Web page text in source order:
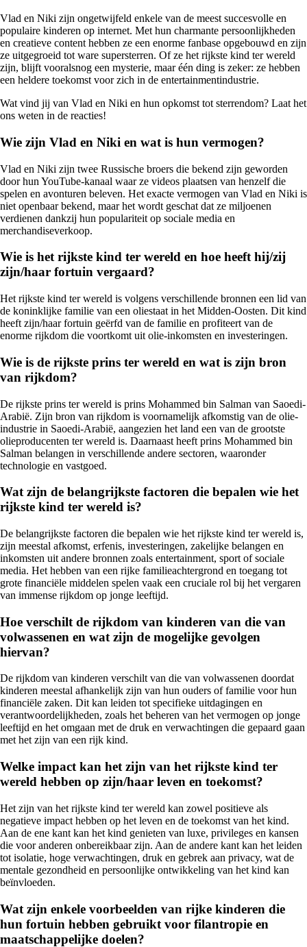
Vlad en Niki zijn ongetwijfeld enkele van de meest succesvolle en
populaire kinderen op internet. Met hun charmante persoonlijkheden
en creatieve content hebben ze een enorme fanbase opgebouwd en zijn
ze uitgegroeid tot ware supersterren. Of ze het rijkste kind ter wereld
zijn, blijft vooralsnog een mysterie, maar één ding is zeker: ze hebben
een heldere toekomst voor zich in de entertainmentindustrie.
Wat vind jij van Vlad en Niki en hun opkomst tot sterrendom? Laat het
ons weten in de reacties!
Wie zijn Vlad en Niki en wat is hun vermogen?
Vlad en Niki zijn twee Russische broers die bekend zijn geworden
door hun YouTube-kanaal waar ze videos plaatsen van henzelf die
spelen en avonturen beleven. Het exacte vermogen van Vlad en Niki is
niet openbaar bekend, maar het wordt geschat dat ze miljoenen
verdienen dankzij hun populariteit op sociale media en
merchandiseverkoop.
Wie is het rijkste kind ter wereld en hoe heeft hij/zij
zijn/haar fortuin vergaard?
Het rijkste kind ter wereld is volgens verschillende bronnen een lid van
de koninklijke familie van een oliestaat in het Midden-Oosten. Dit kind
heeft zijn/haar fortuin geërfd van de familie en profiteert van de
enorme rijkdom die voortkomt uit olie-inkomsten en investeringen.
Wie is de rijkste prins ter wereld en wat is zijn bron
van rijkdom?
De rijkste prins ter wereld is prins Mohammed bin Salman van Saoedi-
Arabië. Zijn bron van rijkdom is voornamelijk afkomstig van de olie-
industrie in Saoedi-Arabië, aangezien het land een van de grootste
olieproducenten ter wereld is. Daarnaast heeft prins Mohammed bin
Salman belangen in verschillende andere sectoren, waaronder
technologie en vastgoed.
Wat zijn de belangrijkste factoren die bepalen wie het
rijkste kind ter wereld is?
De belangrijkste factoren die bepalen wie het rijkste kind ter wereld is,
zijn meestal afkomst, erfenis, investeringen, zakelijke belangen en
inkomsten uit andere bronnen zoals entertainment, sport of sociale
media. Het hebben van een rijke familieachtergrond en toegang tot
grote financiële middelen spelen vaak een cruciale rol bij het vergaren
van immense rijkdom op jonge leeftijd.
Hoe verschilt de rijkdom van kinderen van die van
volwassenen en wat zijn de mogelijke gevolgen
hiervan?
De rijkdom van kinderen verschilt van die van volwassenen doordat
kinderen meestal afhankelijk zijn van hun ouders of familie voor hun
financiële zaken. Dit kan leiden tot specifieke uitdagingen en
verantwoordelijkheden, zoals het beheren van het vermogen op jonge
leeftijd en het omgaan met de druk en verwachtingen die gepaard gaan
met het zijn van een rijk kind.
Welke impact kan het zijn van het rijkste kind ter
wereld hebben op zijn/haar leven en toekomst?
Het zijn van het rijkste kind ter wereld kan zowel positieve als
negatieve impact hebben op het leven en de toekomst van het kind.
Aan de ene kant kan het kind genieten van luxe, privileges en kansen
die voor anderen onbereikbaar zijn. Aan de andere kant kan het leiden
tot isolatie, hoge verwachtingen, druk en gebrek aan privacy, wat de
mentale gezondheid en persoonlijke ontwikkeling van het kind kan
beïnvloeden.
Wat zijn enkele voorbeelden van rijke kinderen die
hun fortuin hebben gebruikt voor filantropie en
maatschappelijke doelen?